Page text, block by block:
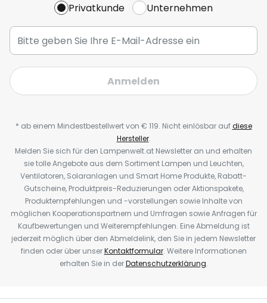
Privatkunde Unternehmen
Anmelden
* ab einem Mindestbestellwert von € 119. Nicht einlösbar aufdiese
Hersteller.
Melden Sie sich für den Lampenwelt.at Newsletter an und erhalten
sie tolle Angebote aus dem Sortiment Lampen und Leuchten,
Ventilatoren, Solaranlagen und Smart Home Produkte, Rabatt-
Gutscheine, Produktpreis-Reduzierungen oder Aktionspakete,
Produktempfehlungen und -vorstellungen sowie Inhalte von
möglichen Kooperationspartnern und Umfragen sowie Anfragen für
Kaufbewertungen und Weiterempfehlungen. Eine Abmeldung ist
jederzeit möglich über den Abmeldelink, den Sie in jedem Newsletter
finden oder über unserKontaktformular. Weitere Informationen
erhalten Sie in derDatenschutzerklärung.